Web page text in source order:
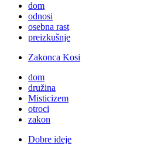
dom
odnosi
osebna rast
preizkušnje
Zakonca Kosi
dom
družina
Misticizem
otroci
zakon
Dobre ideje